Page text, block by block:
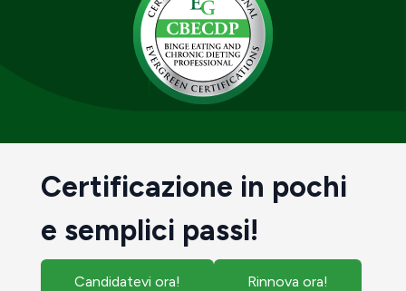
Certificazione in pochi
e semplici passi!
Candidatevi ora! Rinnova ora!